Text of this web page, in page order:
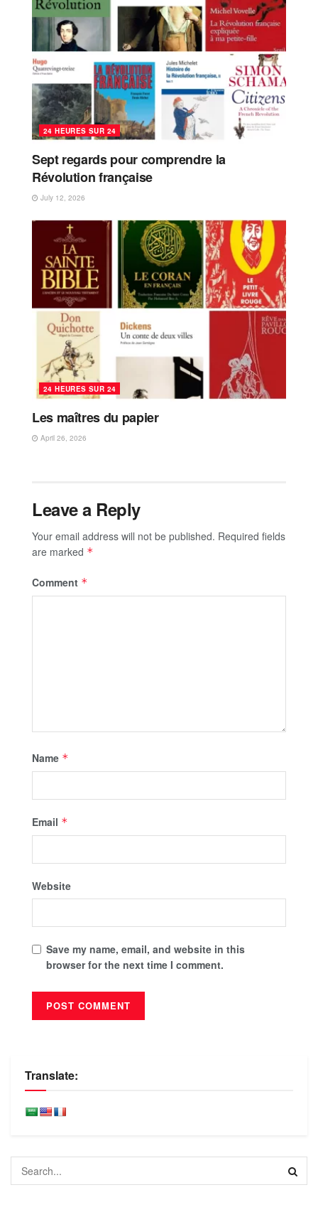
24 HEURES SUR 24
Sept regards pour comprendre la
Révolution française
July 12, 2026
24 HEURES SUR 24
Les maîtres du papier
April 26, 2026
Leave a Reply
Your email address will not be published. Required fields
are marked *
Comment *
Name *
Email *
Website
Save my name, email, and website in this
browser for the next time I comment.
Translate: